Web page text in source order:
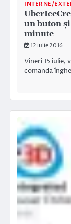
INTERNE/
un buton
minute
12 iulie 2016
Vineri 15 iulie,
comanda